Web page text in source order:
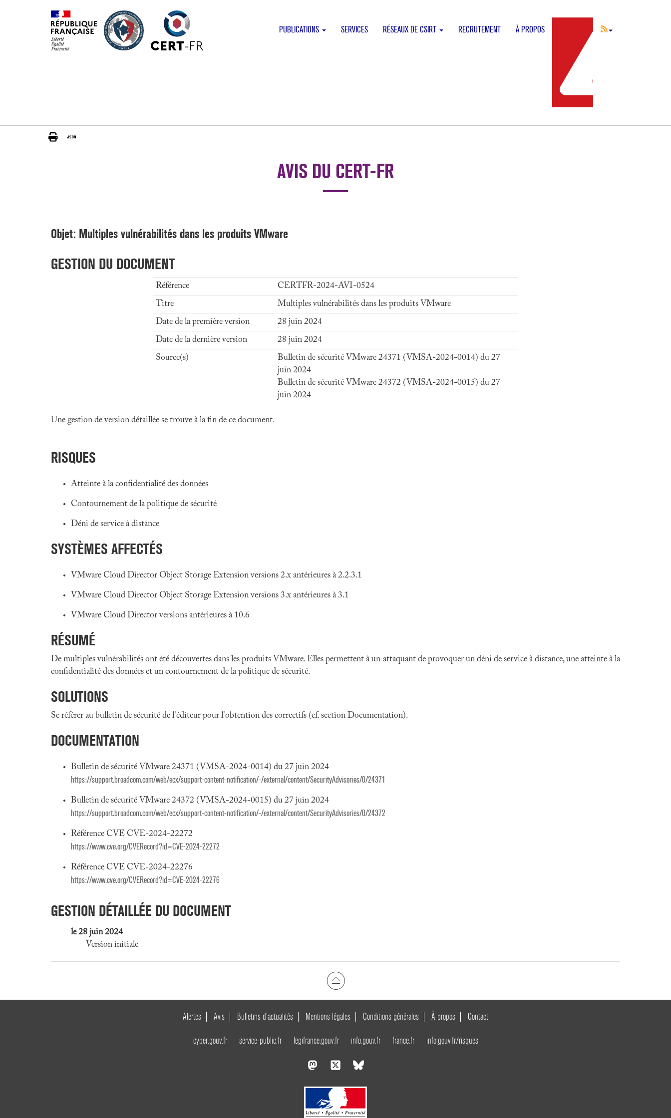
PUBLICATIONS SERVICES RÉSEAUX DE CSIRT RECRUTEMENT À PROPOS
AVIS DU CERT-FR
Objet: Multiples vulnérabilités dans les produits VMware
GESTION DU DOCUMENT
Référence
CERTFR-2024-AVI-0524
Titre
Multiples vulnérabilités dans les produits VMware
Date de la première version
28 juin 2024
Date de la dernière version
28 juin 2024
Source(s)
Bulletin de sécurité VMware 24371 (VMSA-2024-0014) du 27
juin 2024
Bulletin de sécurité VMware 24372 (VMSA-2024-0015) du 27
juin 2024
Une gestion de version détaillée se trouve à la fin de ce document.
RISQUES
Atteinte à la confidentialité des données
Contournement de la politique de sécurité
Déni de service à distance
SYSTÈMES AFFECTÉS
VMware Cloud Director Object Storage Extension versions 2.x antérieures à 2.2.3.1
VMware Cloud Director Object Storage Extension versions 3.x antérieures à 3.1
VMware Cloud Director versions antérieures à 10.6
RÉSUMÉ
De multiples vulnérabilités ont été découvertes dans les produits VMware. Elles permettent à un attaquant de provoquer un déni de service à distance, une atteinte à la
confidentialité des données et un contournement de la politique de sécurité.
SOLUTIONS
Se référer au bulletin de sécurité de l'éditeur pour l'obtention des correctifs (cf. section Documentation).
DOCUMENTATION
Bulletin de sécurité VMware 24371 (VMSA-2024-0014) du 27 juin 2024
https://support.broadcom.com/web/ecx/support-content-notification/-/external/content/SecurityAdvisories/0/24371
Bulletin de sécurité VMware 24372 (VMSA-2024-0015) du 27 juin 2024
https://support.broadcom.com/web/ecx/support-content-notification/-/external/content/SecurityAdvisories/0/24372
Référence CVE CVE-2024-22272
https://www.cve.org/CVERecord?id=CVE-2024-22272
Référence CVE CVE-2024-22276
https://www.cve.org/CVERecord?id=CVE-2024-22276
GESTION DÉTAILLÉE DU DOCUMENT
le 28 juin 2024
Version initiale
Alertes Avis Bulletins d’actualités Mentions légales Conditions générales À propos Contact
cyber.gouv.fr service-public.fr legifrance.gouv.fr info.gouv.fr france.fr info.gouv.fr/risques